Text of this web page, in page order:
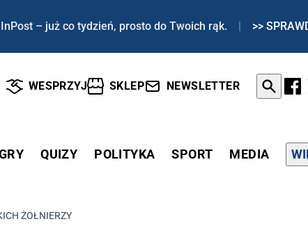
– już co tydzień, prosto do Twoich rąk. | >>
WESPRZYJ SKLEP NEWSLETTER
QUIZY POLITYKA SPORT MEDIA
ŻOŁNIERZY